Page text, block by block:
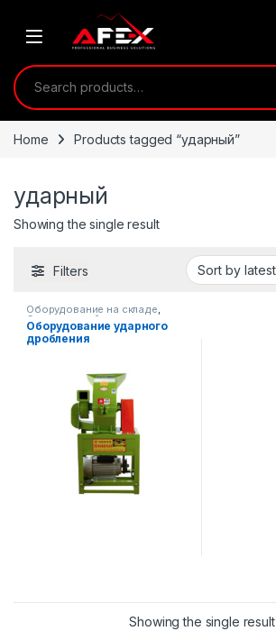
Search for:
Home Products tagged “ударный”
ударный
Showing the single result
Filters
Оборудование на складе,
Сельскохозяйственная
техника
Оборудование ударного
дробления
Showing the single result